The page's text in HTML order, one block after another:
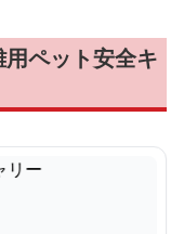
ペット安全キ